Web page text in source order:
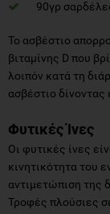
90γρ
Το ασβέστιο
βιταμίνης D που
λοιπόν κατά τη
ασβέστιο
Φυτικές Ίνες
Οι φυτικές ίνες
κινητικότητα του
αντιμετώπιση της
Τροφές πλούσιες